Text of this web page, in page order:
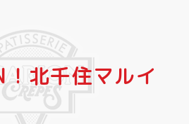
！北千住マルイ